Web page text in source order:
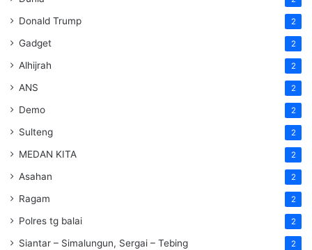
Donald Trump 2
Gadget 2
Alhijrah 2
ANS 2
Demo 2
Sulteng 2
MEDAN KITA 2
Asahan 2
Ragam 2
Polres tg balai 2
Siantar – Simalungun, Sergai – Tebing 2